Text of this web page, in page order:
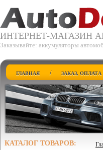
ИНТЕРНЕТ-МАГАЗИН
Заказывайте: аккумуляторы
ГЛАВНАЯ / ЗАКАЗ,
КАТАЛОГ ТОВАРОВ: